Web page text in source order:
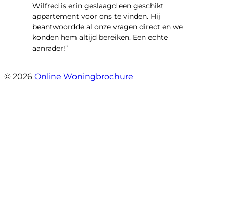
Wilfred is erin geslaagd een geschikt
appartement voor ons te vinden. Hij
beantwoordde al onze vragen direct en we
konden hem altijd bereiken. Een echte
aanrader!”
© 2026 Online Woningbrochure